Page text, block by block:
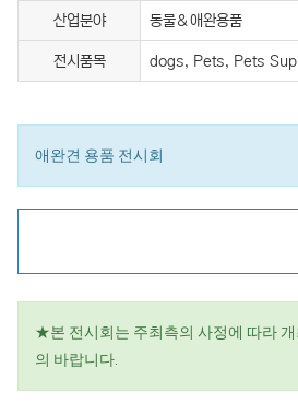
산업분야 동물＆애완용품
전시품목 dogs, Pets, Pets
애완견 용품 전시회
★본 전시회는 주최측의 사정에 따라
의 바랍니다.